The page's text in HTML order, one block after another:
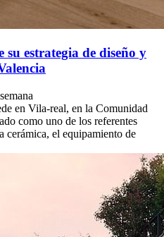
su estrategia de diseño y
en Vila-real, en la Comunidad
como uno de los referentes
cerámica, el equipamiento de